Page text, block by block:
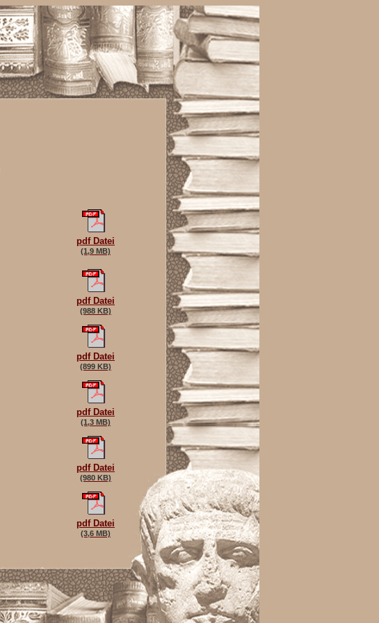
pdf Datei
(1,9 MB)
pdf Datei
(988 KB)
pdf Datei
(899 KB)
pdf Datei
(1,3 MB)
pdf Datei
(980 KB)
pdf Datei
(3,6 MB)